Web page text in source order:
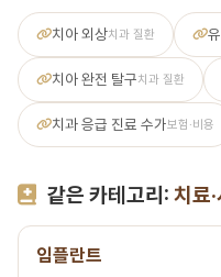
치아 외상치과 질환
치아 완전 탈구치과 질환
치과 응급 진료 수가보험·비용
같은 카테고리: 치료
임플란트